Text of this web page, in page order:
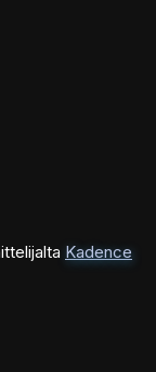
Kadence